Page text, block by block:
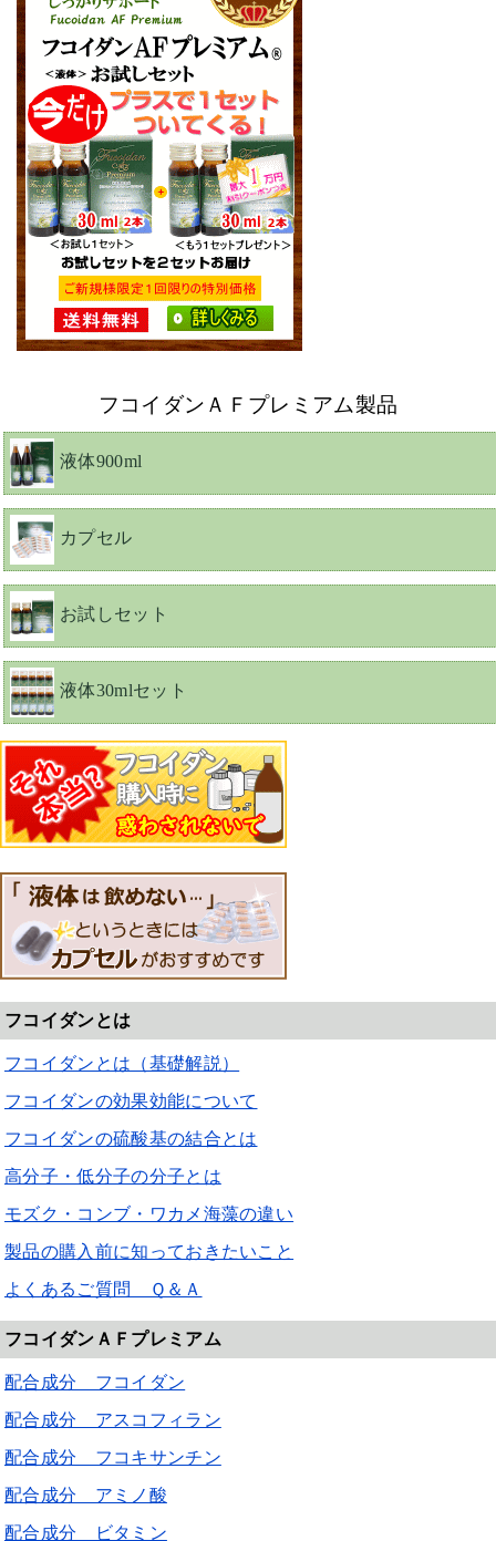
フコイダンＡＦプレミアム製品
液体900ml
カプセル
お試しセット
液体30mlセット
フコイダンとは
フコイダンとは（基礎解説）
フコイダンの効果効能について
フコイダンの硫酸基の結合とは
高分子・低分子の分子とは
モズク・コンブ・ワカメ海藻の違い
製品の購入前に知っておきたいこと
よくあるご質問 Ｑ＆Ａ
フコイダンＡＦプレミアム
配合成分 フコイダン
配合成分 アスコフィラン
配合成分 フコキサンチン
配合成分 アミノ酸
配合成分 ビタミン